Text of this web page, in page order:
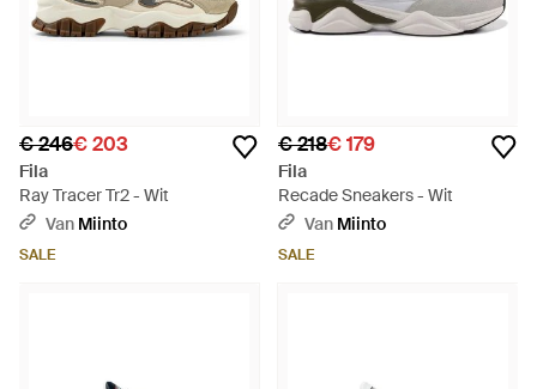
€ 246€ 203
Fila
Ray Tracer Tr2 - Wit
Van Miinto
SALE
€ 218€ 179
Fila
Recade Sneakers - Wit
Van Miinto
SALE